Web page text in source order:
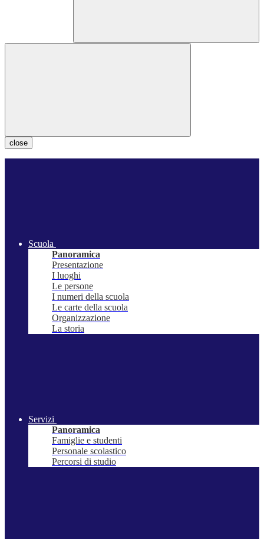
close
Scuola
Panoramica
Presentazione
I luoghi
Le persone
I numeri della scuola
Le carte della scuola
Organizzazione
La storia
Servizi
Panoramica
Famiglie e studenti
Personale scolastico
Percorsi di studio